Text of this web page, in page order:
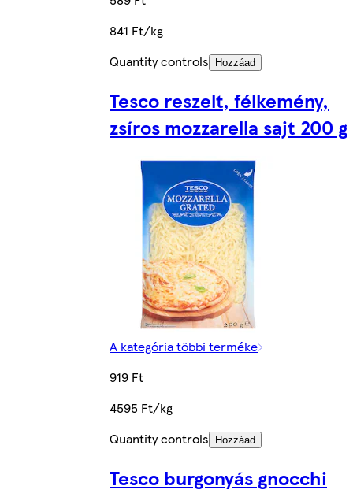
841 Ft/kg
Quantity controls
Hozzáad
Tesco reszelt, félkemény,
zsíros mozzarella sajt 200 g
A kategória többi terméke
919 Ft
4595 Ft/kg
Quantity controls
Hozzáad
Tesco burgonyás gnocchi